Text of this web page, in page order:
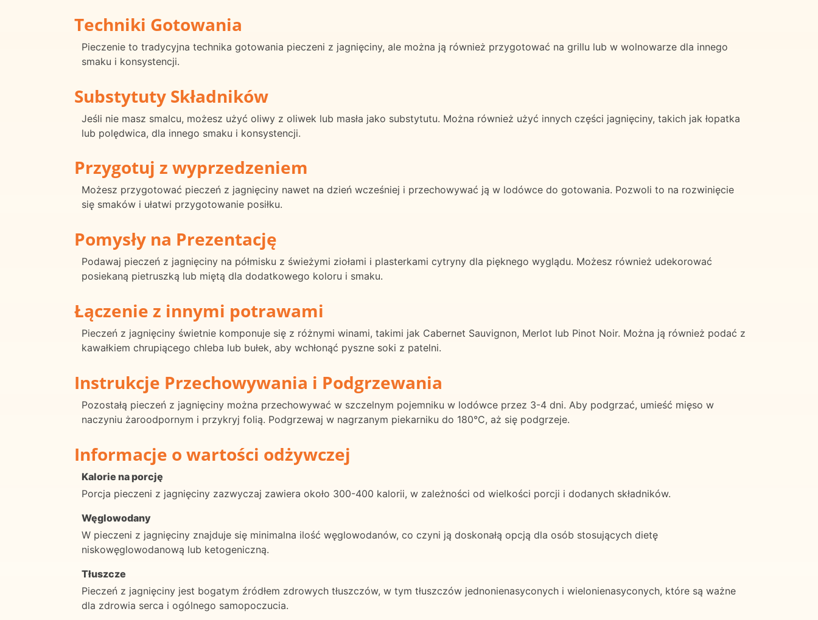
Techniki Gotowania
Pieczenie to tradycyjna technika gotowania pieczeni z jagnięciny, ale można ją również przygotować na grillu lub w wolnowarze dla innego
smaku i konsystencji.
Substytuty Składników
Jeśli nie masz smalcu, możesz użyć oliwy z oliwek lub masła jako substytutu. Można również użyć innych części jagnięciny, takich jak łopatka
lub polędwica, dla innego smaku i konsystencji.
Przygotuj z wyprzedzeniem
Możesz przygotować pieczeń z jagnięciny nawet na dzień wcześniej i przechowywać ją w lodówce do gotowania. Pozwoli to na rozwinięcie
się smaków i ułatwi przygotowanie posiłku.
Pomysły na Prezentację
Podawaj pieczeń z jagnięciny na półmisku z świeżymi ziołami i plasterkami cytryny dla pięknego wyglądu. Możesz również udekorować
posiekaną pietruszką lub miętą dla dodatkowego koloru i smaku.
Łączenie z innymi potrawami
Pieczeń z jagnięciny świetnie komponuje się z różnymi winami, takimi jak Cabernet Sauvignon, Merlot lub Pinot Noir. Można ją również podać z
kawałkiem chrupiącego chleba lub bułek, aby wchłonąć pyszne soki z patelni.
Instrukcje Przechowywania i Podgrzewania
Pozostałą pieczeń z jagnięciny można przechowywać w szczelnym pojemniku w lodówce przez 3-4 dni. Aby podgrzać, umieść mięso w
naczyniu żaroodpornym i przykryj folią. Podgrzewaj w nagrzanym piekarniku do 180°C, aż się podgrzeje.
Informacje o wartości odżywczej
Kalorie na porcję
Porcja pieczeni z jagnięciny zazwyczaj zawiera około 300-400 kalorii, w zależności od wielkości porcji i dodanych składników.
Węglowodany
W pieczeni z jagnięciny znajduje się minimalna ilość węglowodanów, co czyni ją doskonałą opcją dla osób stosujących dietę
niskowęglowodanową lub ketogeniczną.
Tłuszcze
Pieczeń z jagnięciny jest bogatym źródłem zdrowych tłuszczów, w tym tłuszczów jednonienasyconych i wielonienasyconych, które są ważne
dla zdrowia serca i ogólnego samopoczucia.